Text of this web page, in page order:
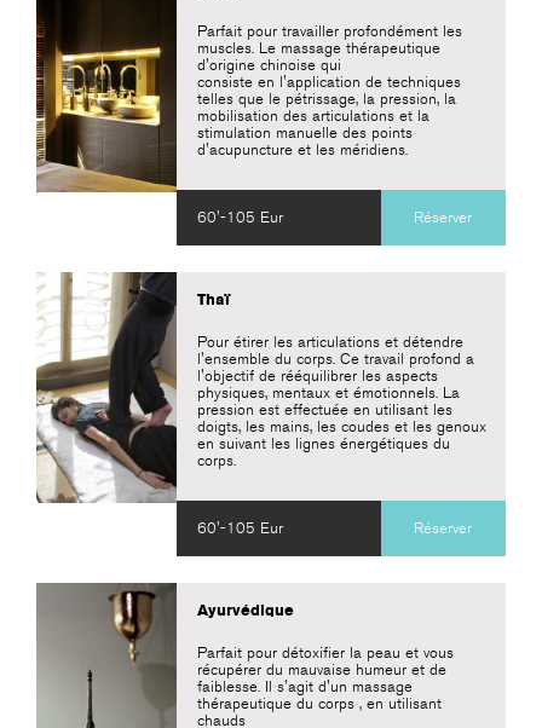
Parfait pour travailler profondément les
muscles. Le massage thérapeutique
d'origine chinoise qui
consiste en l'application de techniques
telles que le pétrissage, la pression, la
mobilisation des articulations et la
stimulation manuelle des points
d'acupuncture et les méridiens.
60'-105 Eur Réserver
Thaï
Pour étirer les articulations et détendre
l'ensemble du corps. Ce travail profond a
l'objectif de rééquilibrer les aspects
physiques, mentaux et émotionnels. La
pression est effectuée en utilisant les
doigts, les mains, les coudes et les genoux
en suivant les lignes énergétiques du
corps.
60'-105 Eur Réserver
Ayurvédique
Parfait pour détoxifier la peau et vous
récupérer du mauvaise humeur et de
faiblesse. Il s'agit d'un massage
thérapeutique du corps , en utilisant
chauds